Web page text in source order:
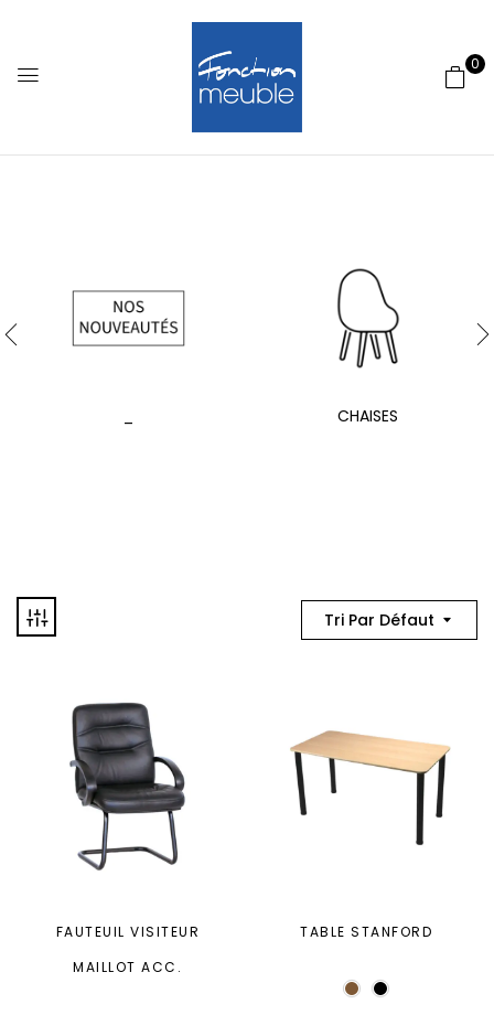
0
CHAISES
Tri Par Défaut
FAUTEUIL VISITEUR
MAILLOT ACC.
TABLE STANFORD